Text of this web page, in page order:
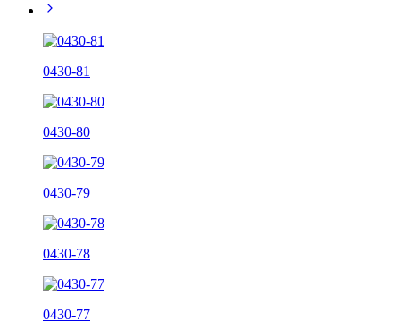
0430-81
0430-80
0430-79
0430-78
0430-77